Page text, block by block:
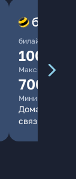
билайн
1000
Максимальная
700
Минимальная
Домашний
связь